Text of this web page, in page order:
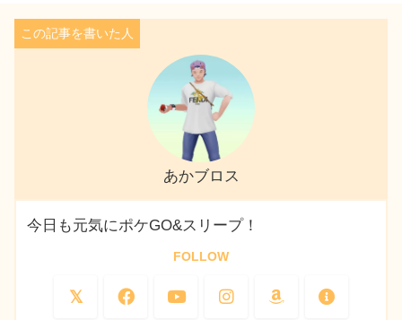
あかブロス
今日も元気にポケGO&スリープ！
FOLLOW